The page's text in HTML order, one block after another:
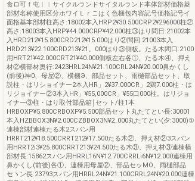
食ロ可ｆ屯︱︱サイクルランドサイタルランド本体部材価格菱
部材名称使用区分ホワイＬｒこはく色梱包内容記号価格記号イ
面格基本部材柱高さ:18002本入HRP2¥30.500CRP2¥296000柱②
高さ:18003本入HRP¥44.000CRP¥42.000柱③はり問日:21002本
入HRD212¥15.800CRD212¥15.000はり②間回:21003本入
HRD213¥22.100CRD213¥21。000はり③側板。たる木間口:2100
用HRT21¥42.000CRT21¥40.000側板左右各①、たる木④、押え
材②横部材奥行:2423HRL24N¥21.100CRL24N¥20.000鼻かくし
(前後)神0、母屋②、横梱Э、部品セット、雨樋部品セット、取
説柱・はリショイナー2本入HR」2¥37.000CR」2鶏7.000柱・は
リジョイナー②3本入HR」¥55,000CR」¥55口000柱。はリジョ
イナー③柱・はり取付部品箱￨セット/柱1本
HRBOXP¥5.800CRBOXP¥5.500部品セット丸たてとい長:30001
本入HZBBOX3N¥2.000CZBBOX3N¥2_000丸たてとい(夕:3000)①
連棟部材連棟たる木2スパン用
HRRT212¥18.500CRRT212¥17.500たる木②、押え材②3スパン
用HRRT2i3¥25.800CRRT213¥24.500たる木③、押え材③連棟横
部材長:15862スパン用HRRL16N¥12.700CRRLi6N¥12.000連棟用
鼻かくし(前後)各①、連棟用母屋②、部品セッMO、雨樋部品
セヽン長:23793スパン用HRRL24N¥21.100CRRL24N¥20.000連棟